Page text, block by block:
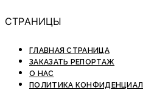
СТРАНИЦЫ
ГЛАВНАЯ СТРАНИЦА
ЗАКАЗАТЬ РЕПОРТАЖ
О НАС
ПОЛИТИКА